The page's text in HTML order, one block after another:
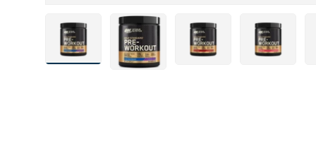
Laad afbeelding 1 in gallerij-weergave
Laad afbeelding 6 in gallerij-weergave
Laad afbeelding 7 in
Laad